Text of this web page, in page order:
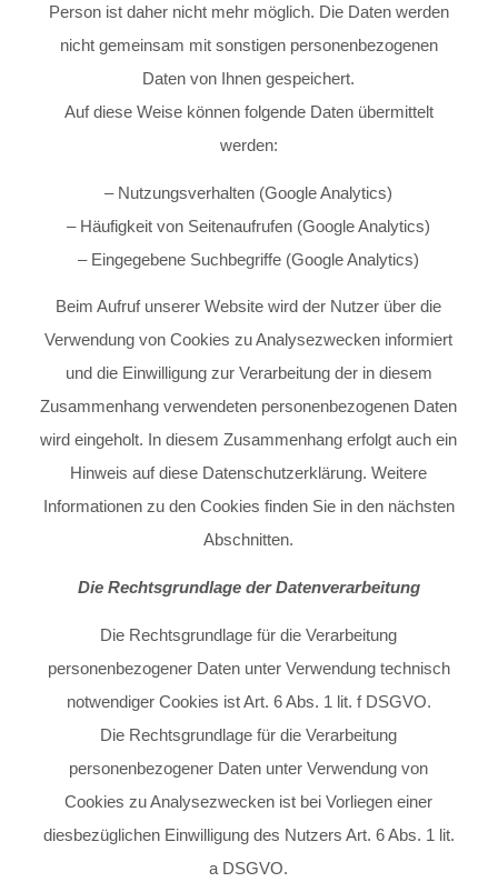
Person ist daher nicht mehr möglich. Die Daten werden
nicht gemeinsam mit sonstigen personenbezogenen
Daten von Ihnen gespeichert.
Auf diese Weise können folgende Daten übermittelt
werden:
– Nutzungsverhalten (Google Analytics)
– Häufigkeit von Seitenaufrufen (Google Analytics)
– Eingegebene Suchbegriffe (Google Analytics)
Beim Aufruf unserer Website wird der Nutzer über die
Verwendung von Cookies zu Analysezwecken informiert
und die Einwilligung zur Verarbeitung der in diesem
Zusammenhang verwendeten personenbezogenen Daten
wird eingeholt. In diesem Zusammenhang erfolgt auch ein
Hinweis auf diese Datenschutzerklärung. Weitere
Informationen zu den Cookies finden Sie in den nächsten
Abschnitten.
Die Rechtsgrundlage der Datenverarbeitung
Die Rechtsgrundlage für die Verarbeitung
personenbezogener Daten unter Verwendung technisch
notwendiger Cookies ist Art. 6 Abs. 1 lit. f DSGVO.
Die Rechtsgrundlage für die Verarbeitung
personenbezogener Daten unter Verwendung von
Cookies zu Analysezwecken ist bei Vorliegen einer
diesbezüglichen Einwilligung des Nutzers Art. 6 Abs. 1 lit.
a DSGVO.